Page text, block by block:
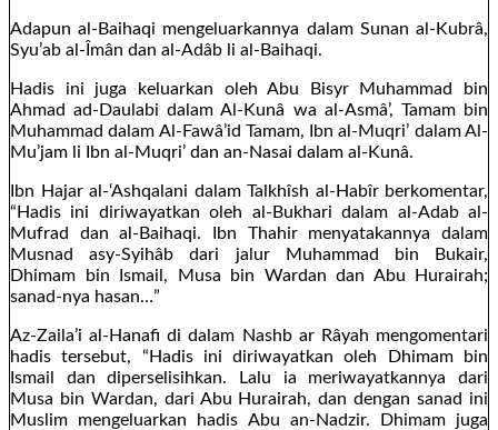
Adapun al-Baihaqi mengeluarkannya dalam Sunan al-Kubrâ,
Syu’ab al-Îmân dan al-Adâb li al-Baihaqi.
Hadis ini juga keluarkan oleh Abu Bisyr Muhammad bin
Ahmad ad-Daulabi dalam Al-Kunâ wa al-Asmâ’, Tamam bin
Muhammad dalam Al-Fawâ’id Tamam, Ibn al-Muqri’ dalam Al-
Mu’jam li Ibn al-Muqri’ dan an-Nasai dalam al-Kunâ.
Ibn Hajar al-‘Ashqalani dalam Talkhîsh al-Habîr berkomentar,
“Hadis ini diriwayatkan oleh al-Bukhari dalam al-Adab al-
Mufrad dan al-Baihaqi. Ibn Thahir menyatakannya dalam
Musnad asy-Syihâb dari jalur Muhammad bin Bukair,
Dhimam bin Ismail, Musa bin Wardan dan Abu Hurairah;
sanad-nya hasan…”
Az-Zaila’i al-Hanafi di dalam Nashb ar Râyah mengomentari
hadis tersebut, “Hadis ini diriwayatkan oleh Dhimam bin
Ismail dan diperselisihkan. Lalu ia meriwayatkannya dari
Musa bin Wardan, dari Abu Hurairah, dan dengan sanad ini
Muslim mengeluarkan hadis Abu an-Nadzir. Dhimam juga